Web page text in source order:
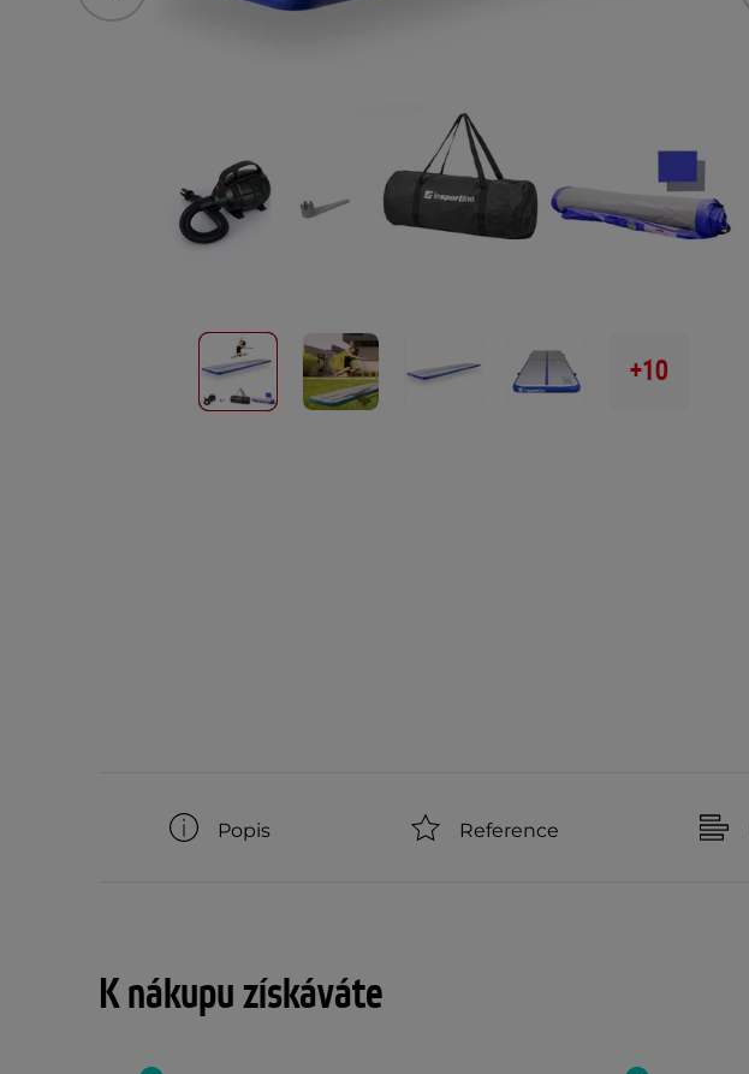
+10
Popis Reference
K nákupu získáváte